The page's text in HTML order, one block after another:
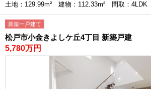
土地：129.99m² 建物：112.33m² 間取：4LDK
新築一戸建て
松戸市小金きよしケ丘4丁目 新築戸建
5,780万円